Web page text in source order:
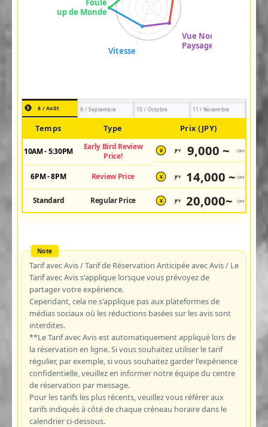
8 / Août 9 / Septembre 10 / Octobre 11 / Novembre
Temps Type Prix (JPY)
10AM - 5:30PM
Early Bird Review
Price!
¥ JPY 9,000 ~ /pax
6PM - 8PM Review Price ¥ JPY 14,000 ~ /pax
Standard Regular Price ¥ JPY 20,000~ /pax
Tarif avec Avis / Tarif de Réservation Anticipée avec Avis / Le
Tarif avec Avis s'applique lorsque vous prévoyez de
partager votre expérience.
Cependant, cela ne s'applique pas aux plateformes de
médias sociaux où les réductions basées sur les avis sont
interdites.
**Le Tarif avec Avis est automatiquement appliqué lors de
la réservation en ligne. Si vous souhaitez utiliser le tarif
régulier, par exemple, si vous souhaitez garder l'expérience
confidentielle, veuillez en informer notre équipe du centre
de réservation par message.
Pour les tarifs les plus récents, veuillez vous référer aux
tarifs indiqués à côté de chaque créneau horaire dans le
calendrier ci-dessous.